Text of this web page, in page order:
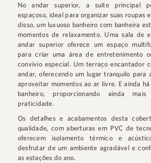
No andar superior, a suíte principal
espaçoso, ideal para organizar suas roupas
disso, um luxuoso banheiro com banheira
momentos de relaxamento. Uma sala de
andar superior oferece um espaço
para criar uma área de entretenimento
convívio especial. Um terraço encantador
andar, oferecendo um lugar tranquilo para
aproveitar momentos ao ar livre. E ainda
banheiro, proporcionando ainda
praticidade.
Os detalhes e acabamentos desta
qualidade, com aberturas em PVC de
oferecem isolamento térmico e
desfrutar de um ambiente agradável e
as estações do ano.